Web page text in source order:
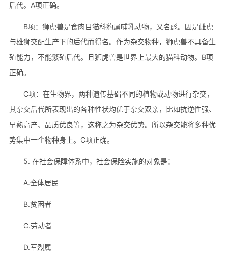
后代。A项正确。
B项：狮虎兽是食肉目猫科豹属哺乳动物，又名彪。因是雌虎
与雄狮交配生产下的后代而得名。作为杂交物种，狮虎兽不具备生
殖能力，不能繁殖后代。且狮虎兽是世界上最大的猫科动物。B项
正确。
C项：在生物界，两种遗传基础不同的植物或动物进行杂交，
其杂交后代所表现出的各种性状均优于杂交双亲，比如抗逆性强、
早熟高产、品质优良等，这称之为杂交优势。所以杂交能将多种优
势集中一个物种身上。C项正确。
5. 在社会保障体系中，社会保险实施的对象是：
A.全体居民
B.贫困者
C.劳动者
D.军烈属